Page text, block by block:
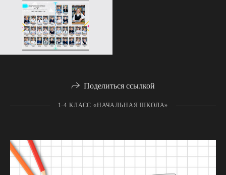
Поделиться ссылкой
1-4 КЛАСС «НАЧАЛЬНАЯ ШКОЛА»